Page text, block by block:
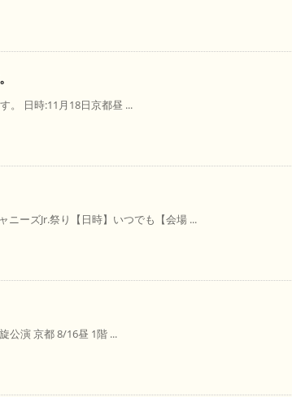
。 日時:11月18日京都昼 ...
ーズJr.祭り【日時】いつでも【会場 ...
公演 京都 8/16昼 1階 ...